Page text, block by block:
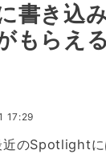
書き込
もらえ
17:29
近のSpotlight